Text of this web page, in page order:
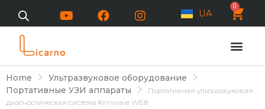
UA
0
Home
Ультразвуковое оборудование
Портативные УЗИ аппараты
Портативная ультразвуковая
диагностическая система Krinwave WE8